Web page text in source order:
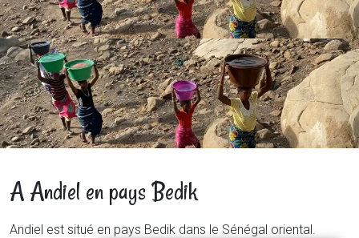
A Andiel en pays Bedik
Andiel est situé en pays Bedik dans le Sénégal oriental.